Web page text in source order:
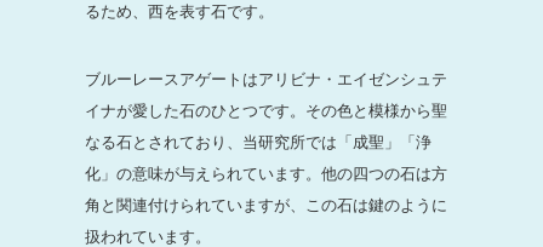
るため、西を表す石です。
ブルーレースアゲートはアリビナ・エイゼンシュテ
イナが愛した石のひとつです。その色と模様から聖
なる石とされており、当研究所では「成聖」「浄
化」の意味が与えられています。他の四つの石は方
角と関連付けられていますが、この石は鍵のように
扱われています。